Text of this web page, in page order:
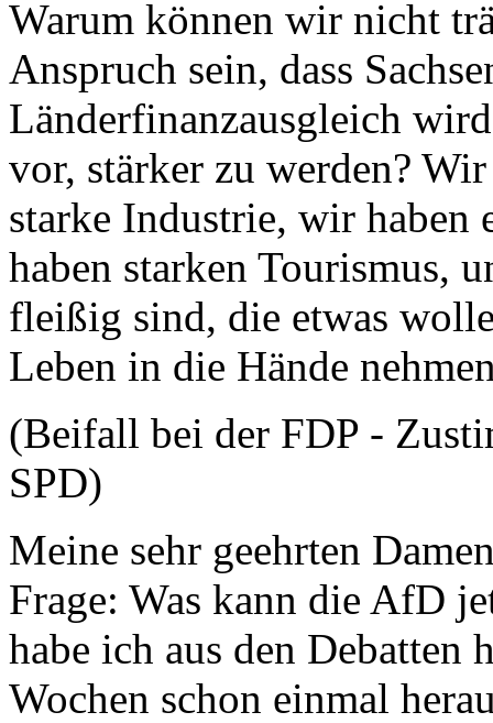
Warum können wir nicht
Anspruch sein, dass
Länderfinanzausgleich
vor, stärker zu werden?
starke Industrie, wir
haben starken Tourismus,
fleißig sind, die etwas
Leben in die Hände
(Beifall bei der FDP -
SPD)
Meine sehr geehrten
Frage: Was kann die AfD
habe ich aus den Debatten
Wochen schon einmal